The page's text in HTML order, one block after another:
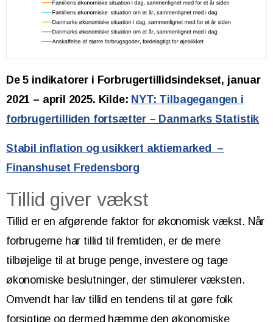
De 5 indikatorer i Forbrugertillidsindekset, januar
2021 – april 2025. Kilde: NYT: Tilbagegangen i
forbrugertilliden fortsætter – Danmarks Statistik
Stabil inflation og usikkert aktiemarked –
Finanshuset Fredensborg
Tillid giver vækst
Tillid er en afgørende faktor for økonomisk vækst. Når
forbrugerne har tillid til fremtiden, er de mere
tilbøjelige til at bruge penge, investere og tage
økonomiske beslutninger, der stimulerer væksten.
Omvendt har lav tillid en tendens til at gøre folk
forsigtige og dermed hæmme den økonomiske